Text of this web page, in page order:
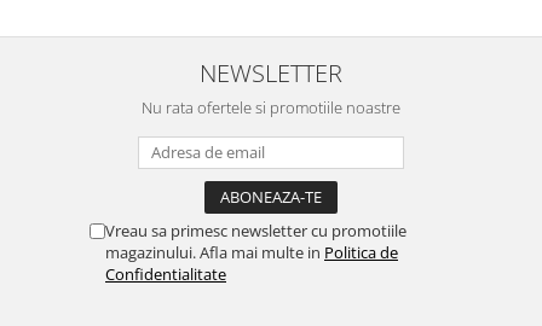
NEWSLETTER
Nu rata ofertele si promotiile noastre
Vreau sa primesc newsletter cu promotiile
magazinului. Afla mai multe in Politica de
Confidentialitate